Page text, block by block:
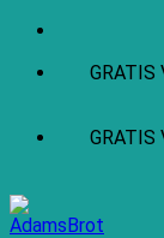
Zum
springen